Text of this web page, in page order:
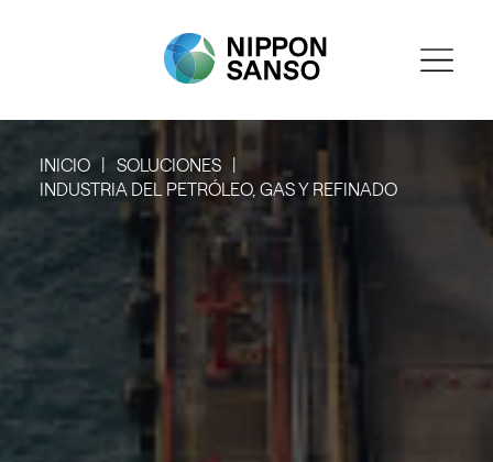
INICIO
SOLUCIONES
INDUSTRIA DEL PETRÓLEO, GAS Y REFINADO